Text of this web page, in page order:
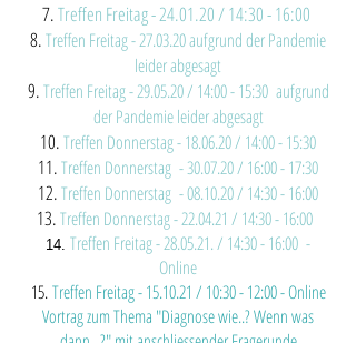
Treffen Freitag - 24.01.20 / 14:30 - 16:00
Treffen Freitag - 27.03.20 aufgrund der Pandemie
leider abgesagt
Treffen Freitag - 29.05.20 / 14:00 - 15:30 aufgrund
der Pandemie leider abgesagt
Treffen Donnerstag - 18.06.20 / 14:00 - 15:30
Treffen Donnerstag - 30.07.20 / 16:00 - 17:30
Treffen Donnerstag - 08.10.20 / 14:30 - 16:00
Treffen Donnerstag - 22.04.21 / 14:30 - 16:00
Treffen Freitag - 28.05.21. / 14:30 - 16:00 -
Online
15. Treffen Freitag - 15.10.21 / 10:30 - 12:00 - Online
Vortrag zum Thema "Diagnose wie..? Wenn was